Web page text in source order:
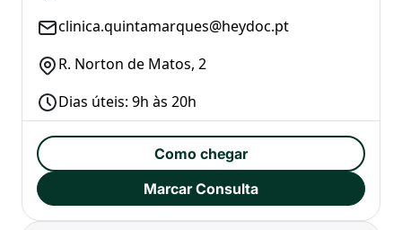
clinica.quintamarques@heydoc.pt
R. Norton de Matos, 2
Dias úteis: 9h às 20h
Como chegar
Marcar Consulta